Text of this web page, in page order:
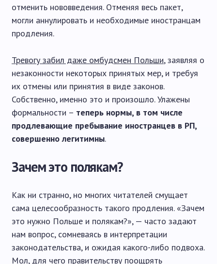
отменить нововведения. Отменяя весь пакет,
могли аннулировать и необходимые иностранцам
продления.
Тревогу забил даже омбудсмен Польши, заявляя о
незаконности некоторых принятых мер, и требуя
их отмены или принятия в виде законов.
Собственно, именно это и произошло. Улажены
формальности – теперь нормы, в том числе
продлевающие пребывание иностранцев в РП,
совершенно легитимны.
Зачем это полякам?
Как ни странно, но многих читателей смущает
сама целесообразность такого продления. «Зачем
это нужно Польше и полякам?», — часто задают
нам вопрос, сомневаясь в интерпретации
законодательства, и ожидая какого-либо подвоха.
Мол, для чего правительству поощрять